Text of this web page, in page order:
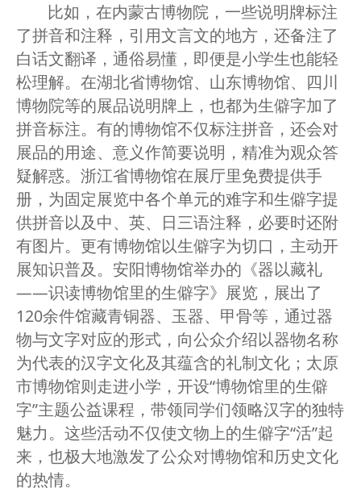
比如，在内蒙古博物院，一些说明牌标注
了拼音和注释，引用文言文的地方，还备注了
白话文翻译，通俗易懂，即便是小学生也能轻
松理解。在湖北省博物馆、山东博物馆、四川
博物院等的展品说明牌上，也都为生僻字加了
拼音标注。有的博物馆不仅标注拼音，还会对
展品的用途、意义作简要说明，精准为观众答
疑解惑。浙江省博物馆在展厅里免费提供手
册，为固定展览中各个单元的难字和生僻字提
供拼音以及中、英、日三语注释，必要时还附
有图片。更有博物馆以生僻字为切口，主动开
展知识普及。安阳博物馆举办的《器以藏礼
——识读博物馆里的生僻字》展览，展出了
120余件馆藏青铜器、玉器、甲骨等，通过器
物与文字对应的形式，向公众介绍以器物名称
为代表的汉字文化及其蕴含的礼制文化；太原
市博物馆则走进小学，开设“博物馆里的生僻
字”主题公益课程，带领同学们领略汉字的独特
魅力。这些活动不仅使文物上的生僻字“活”起
来，也极大地激发了公众对博物馆和历史文化
的热情。